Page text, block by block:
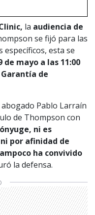
la audiencia de
se fijó para las
específicos, esta se
mayo a las 11:00
de
Pablo Larraín
de Thompson con
ni es
por afinidad de
ha convivido
la defensa.